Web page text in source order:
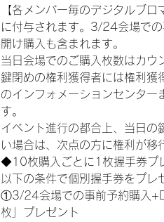
【各メンバー毎のデジタルブロ
に付与されます。3/24会場で
開け購入も含まれます。
当日会場でのご購入枚数はカウ
鍵閉めの権利獲得者には権利獲
のインフォメーションセンター
す。
イベント進行の都合上、当日
い場合は、次点の方に権利が移
◆10枚購入ごとに1枚握手券プ
以下の条件で個別握手券をプレ
①3/24会場での事前予約購入
枚」プレゼント